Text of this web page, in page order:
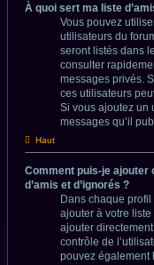
À quoi sert ma liste
Vous pouvez
utilisateurs du
seront listés dans
consulter
messages privés.
ces utilisateurs
Si vous ajoutez un
messages qu’il
Haut
Comment puis-je ajouter
d’amis et d’ignorés ?
Dans chaque
ajouter à votre liste
ajouter
contrôle de
pouvez également